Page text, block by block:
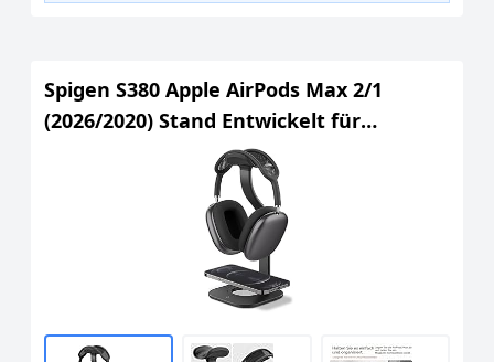
Spigen S380 Apple AirPods Max 2/1
(2026/2020) Stand Entwickelt für
MagSafe Charger Pad, Kompatibel mit
MagSafe Ladegerät 2020-2023 -